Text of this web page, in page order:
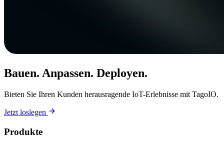
Bauen. Anpassen. Deployen.
Bieten Sie Ihren Kunden herausragende IoT-Erlebnisse mit TagoIO.
Jetzt loslegen
Produkte